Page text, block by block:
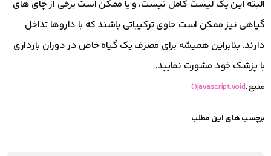
البته این یک لیست کامل نیست، و یا ممکن است برخی از چای های
گیاهی نیز ممکن است حاوی ترکیباتی باشند که با داروها تداخل
دارند. بنابراین همیشه برای مصرف یک گیاه خاص در دوران بارداری
با پزشک خود مشورت نمایید.
منبع :javascript:void()
برچسب های این مطلب